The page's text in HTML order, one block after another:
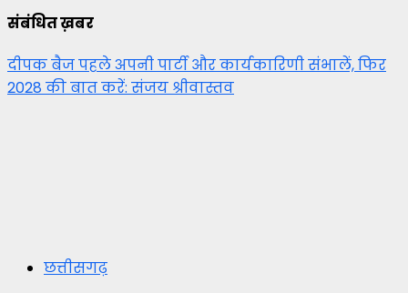
संबंधित ख़बर
दीपक बैज पहले अपनी पार्टी और कार्यकारिणी संभालें, फिर
2028 की बात करें: संजय श्रीवास्तव
छत्तीसगढ़